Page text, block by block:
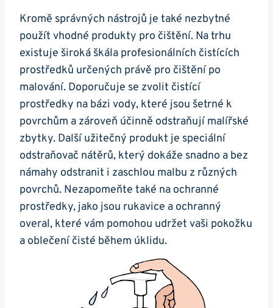
Kromě správných nástrojů je také nezbytné
použít vhodné produkty pro čištění. Na trhu
existuje široká škála profesionálních čistících
prostředků určených právě pro čištění po
malování. Doporučuje se zvolit čistící
prostředky na bázi vody, které jsou šetrné k
povrchům a zároveň účinně odstraňují malířské
zbytky. Další užitečný produkt je speciální
odstraňovač nátěrů, který dokáže snadno a bez
námahy odstranit i zaschlou malbu z různých
povrchů. Nezapomeňte také na ochranné
prostředky, jako jsou rukavice a ochranný
overal, které vám pomohou udržet vaši pokožku
a oblečení čisté během úklidu.